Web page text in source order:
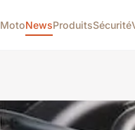
MotoNewsProduitsSécurité